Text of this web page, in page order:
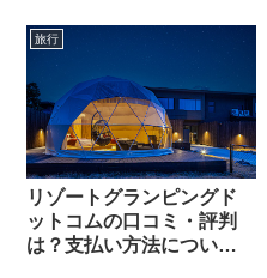
旅行
リゾートグランピングド
ットコムの口コミ・評判
は？支払い方法について